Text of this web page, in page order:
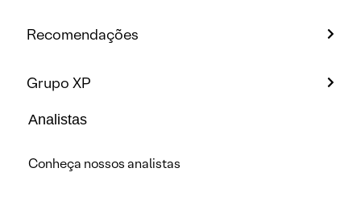
Recomendações
Grupo XP
Analistas
Conheça nossos analistas